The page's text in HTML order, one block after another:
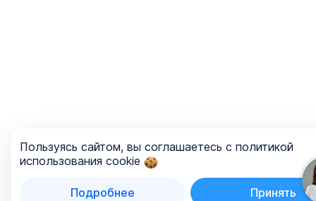
Пользуясь сайтом, вы соглашаетесь с политикой
использования cookie
Подробнее Принять